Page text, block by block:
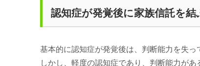
認知症が発覚後に家族信託を
基本的に認知症が発覚後は、判断能力を失っ
しかし、軽度の認知症であり、判断能力が